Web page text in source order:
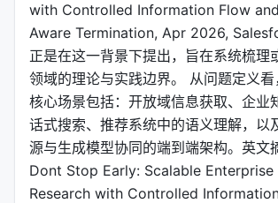
with Controlled Information Flow
Aware Termination, Apr 2026,
正是在这一背景下提出，旨在系统梳理
领域的理论与实践边界。 从问题定义
核心场景包括：开放域信息获取、企业
话式搜索、推荐系统中的语义理解，以
源与生成模型协同的端到端架构。英文
Dont Stop Early: Scalable Enterprise
Research with Controlled